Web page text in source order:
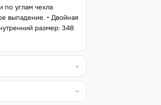
по углам чехла
выпадение. • Двойная
размер: 348